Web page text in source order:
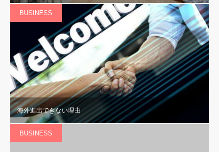
BUSINESS
海外進出できない理由
BUSINESS